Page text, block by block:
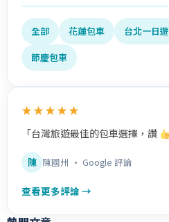
全部 花蓮包車 台北一日遊
節慶包車
★★★★★
「台灣旅遊最佳的包車選擇，讚
陳 陳國州 · Google 評論
查看更多評論 →